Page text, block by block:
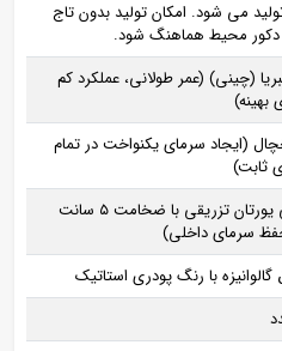
می‌ شود. امکان تولید بدون تاج
دکور محیط هماهنگ شود.
(چینی) (عمر طولانی، عملکرد کم‌
(ایجاد سرمای یکنواخت در تمام
ثابت)
استفاده از فوم پلی‌ یورتان تزریقی با ضخامت ۵ سانت
سرمای داخلی)
با رنگ پودری استاتیک